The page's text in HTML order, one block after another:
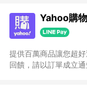
Yahoo購
提供百萬商品讓您超
回饋，請以訂單成立通知為準 1. 請注意以下品類